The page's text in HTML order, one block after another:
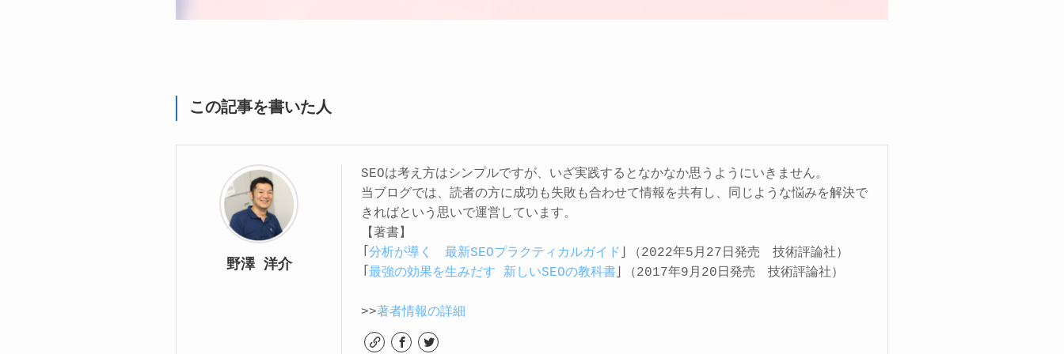
この記事を書いた人
野澤 洋介
SEOは考え方はシンプルですが、いざ実践するとなかなか思うようにいきません。
当ブログでは、読者の方に成功も失敗も合わせて情報を共有し、同じような悩みを解決で
きればという思いで運営しています。
【著書】
「 分析が導く 最新SEOプラクティカルガイド
」（2022年5月27日発売 技術評論社）
「 最強の効果を生みだす 新しいSEOの教科書 」（2017年9月20日発売 技術評論社）
>>著者情報の詳細